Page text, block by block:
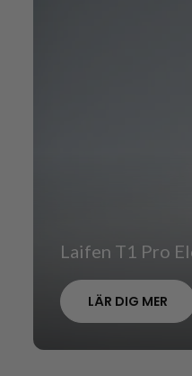
Laifen T1 Pro
LÄR DIG MER